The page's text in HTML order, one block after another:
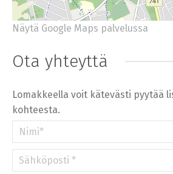
+
−
©OpenStreetMap
»
Näytä Google Maps palvelussa
Ota yhteyttä
Lomakkeella voit kätevästi pyytää
kohteesta.